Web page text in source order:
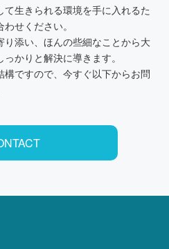
生きられる環境を手に入れるた
せください。
添い、ほんの些細なことから大
かりと解決に導きます。
ですので、今すぐ以下からお問